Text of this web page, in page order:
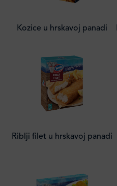
Kozice u hrskavoj panadi
Riblji filet u hrskavoj panadi